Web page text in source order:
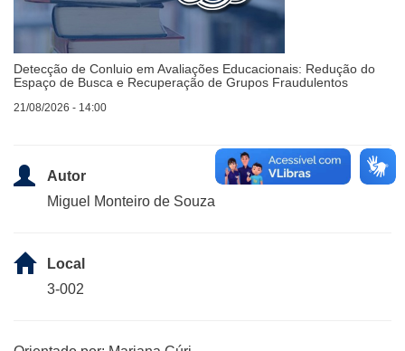
Detecção de Conluio em Avaliações Educacionais: Redução do
Espaço de Busca e Recuperação de Grupos Fraudulentos
21/08/2026 - 14:00
Autor
Miguel Monteiro de Souza
Local
3-002